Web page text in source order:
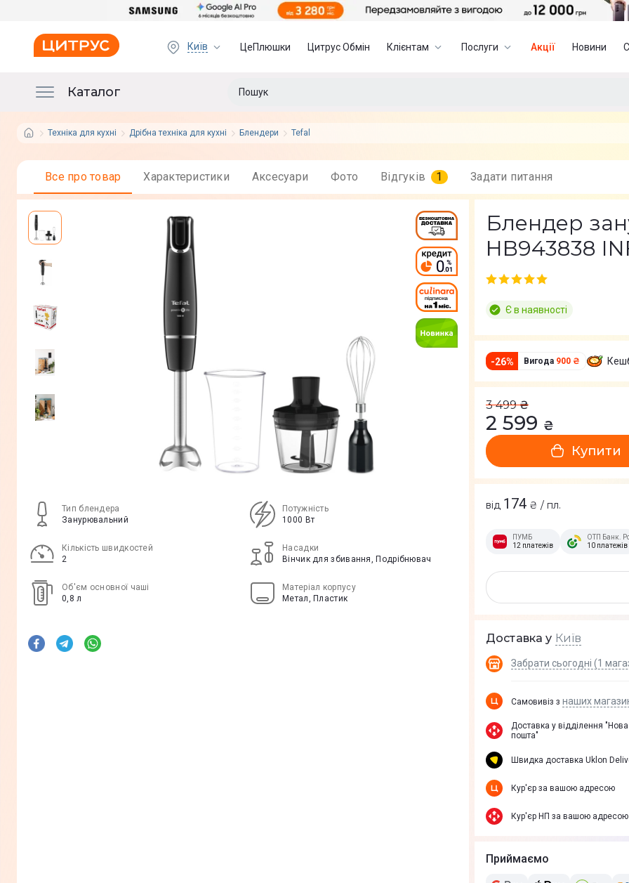
Київ ЦеПлюшки Цитрус Обмін Клієнтам Послуги Акції Новини
Каталог
Техніка для кухні Дрібна техніка для кухні Блендери Tefal
Все про товар Характеристики Аксесуари Фото Відгуків 1 Задати питання
Тип блендера
Занурювальний
Потужність
1000 Вт
Кількість швидкостей
2
Насадки
Вінчик для збивання, Подрібнювач
Об'єм основної чаші
0,8 л
Матеріал корпусу
Метал, Пластик
Блендер
HB943838
Є в наявності
-26% Вигода 900 ₴
3 499 ₴
2 599 ₴
Купити
від 174 ₴ / пл.
ПУМБ
12 платежів
ОТП Банк.
10 платежів
Доставка у Київ
Забрати сьогодні (1
Самовивіз з наших
Доставка у вiддiлення "Нова
пошта"
Швидка доставка Uklon
Кур'єр за вашою адресою
Кур'єр НП за вашою адресою
Приймаємо